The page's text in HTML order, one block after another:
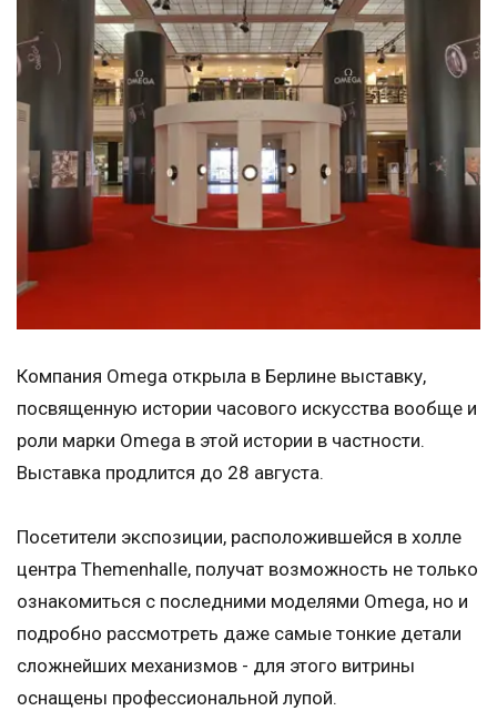
Компания Omega открыла в Берлине выставку,
посвященную истории часового искусства вообще и
роли марки Omega в этой истории в частности.
Выставка продлится до 28 августа.
Посетители экспозиции, расположившейся в холле
центра Themenhalle, получат возможность не только
ознакомиться с последними моделями Omega, но и
подробно рассмотреть даже самые тонкие детали
сложнейших механизмов - для этого витрины
оснащены профессиональной лупой.